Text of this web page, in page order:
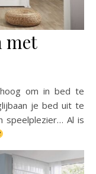
met
om in bed te
je bed uit te
speelplezier… Al is